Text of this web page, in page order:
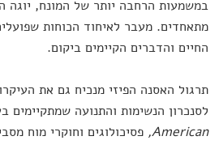
במשמעות הרחבה יותר של המונח, יוגה
מתאחדים. מעבר לאיחוד הכוחות
החיים והדברים הקיימים ביקום.
תרגול האסנה הפיזי מנכיח גם את
לסנכרון הנשימות והתנועה
American
, פסיכולוגים וחוקרי מוח